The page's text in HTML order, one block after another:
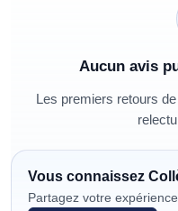
Aucun avis
Les premiers retours
Vous connaissez
Partagez votre